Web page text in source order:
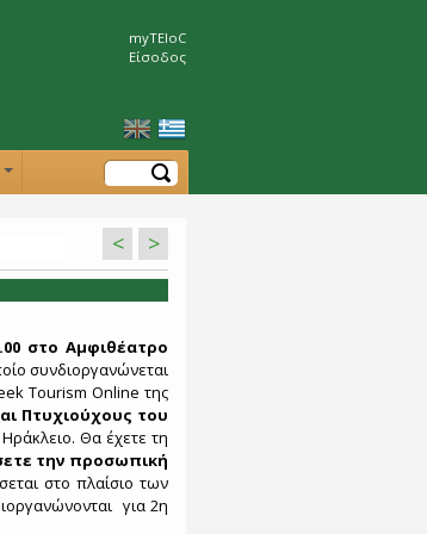
myTEIoC
Είσοδος
Αναζήτηση
< >
στο Αμφιθέατρο
συνδιοργανώνεται
Tourism Online της
Πτυχιούχους του
Θα έχετε τη
την προσωπική
στο πλαίσιο των
για 2η